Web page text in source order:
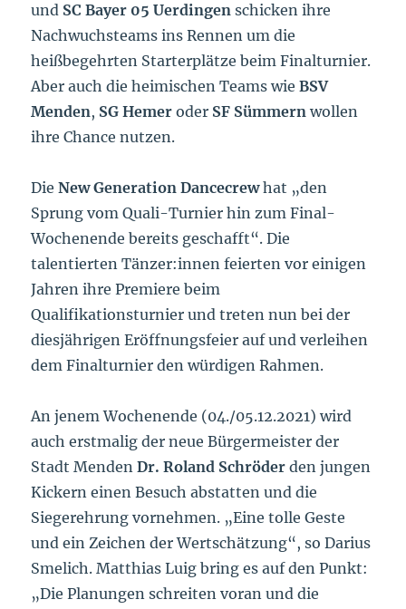
und SC Bayer 05 Uerdingen schicken ihre
Nachwuchsteams ins Rennen um die
heißbegehrten Starterplätze beim Finalturnier.
Aber auch die heimischen Teams wieBSV
Menden, SG Hemeroder SF Sümmern wollen
ihre Chance nutzen.
DieNew Generation Dancecrewhat „den
Sprung vom Quali-Turnier hin zum Final-
Wochenende bereits geschafft“. Die
talentierten Tänzer:innen feierten vor einigen
Jahren ihre Premiere beim
Qualifikationsturnier und treten nun bei der
diesjährigen Eröffnungsfeier auf und verleihen
dem Finalturnier den würdigen Rahmen.
An jenem Wochenende (04./05.12.2021) wird
auch erstmalig der neue Bürgermeister der
Stadt MendenDr. Roland Schröder den jungen
Kickern einen Besuch abstatten und die
Siegerehrung vornehmen. „Eine tolle Geste
und ein Zeichen der Wertschätzung“, so Darius
Smelich. Matthias Luig bring es auf den Punkt:
„Die Planungen schreiten voran und die